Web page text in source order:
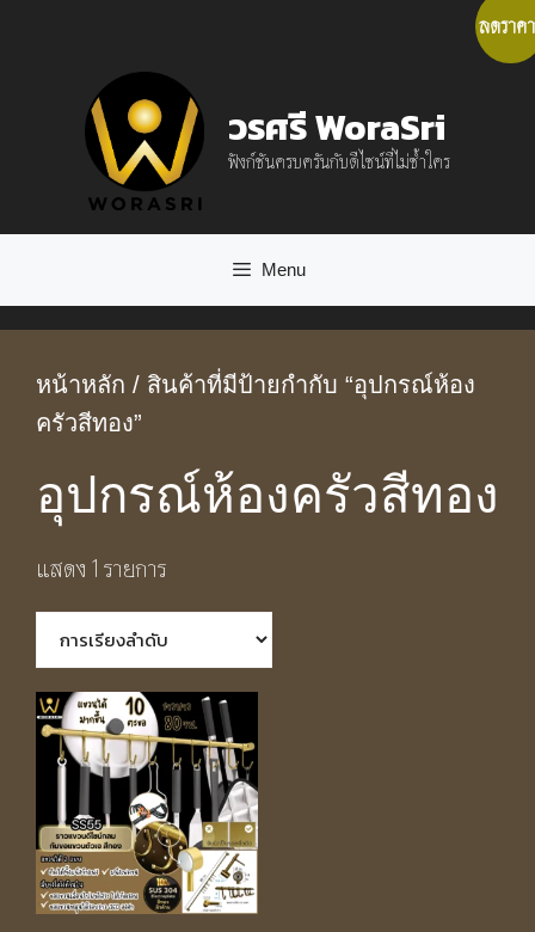
วรศรี WoraSri
ฟังก์ชันครบครันกับดีไซน์ที่ไม่ซ้ำใคร
Menu
หน้าหลัก / สินค้าที่มีป้ายกำกับ “อุปกรณ์ห้อง
ครัวสีทอง”
อุปกรณ์ห้องครัวสีทอง
แสดง 1 รายการ
ลดราค